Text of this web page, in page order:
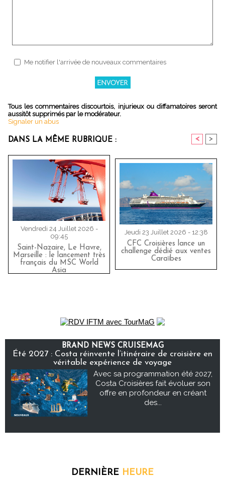
Me notifier l'arrivée de nouveaux commentaires
Tous les commentaires discourtois, injurieux ou diffamatoires seront
aussitôt supprimés par le modérateur.
Signaler un abus
DANS LA MÊME RUBRIQUE : < >
Vendredi 24 Juillet 2026 -
09:45
Saint-Nazaire, Le Havre,
Marseille : le lancement très
français du MSC World
Asia
Jeudi 23 Juillet 2026 - 12:38
CFC Croisières lance un
challenge dédié aux ventes
Caraïbes
BRAND NEWS CRUISEMAG
Été 2027 : Costa réinvente l’itinéraire de croisière en
véritable expérience de voyage
Avec sa programmation été 2027,
Costa Croisières fait évoluer son
offre en profondeur en créant
des...
DERNIÈRE HEURE